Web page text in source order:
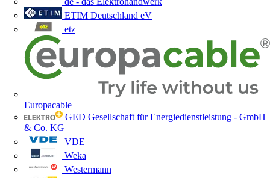
ETIM Deutschland eV
etz
Europacable
GED Gesellschaft für Energiedienstleistung - GmbH
& Co. KG
VDE
Weka
Westermann